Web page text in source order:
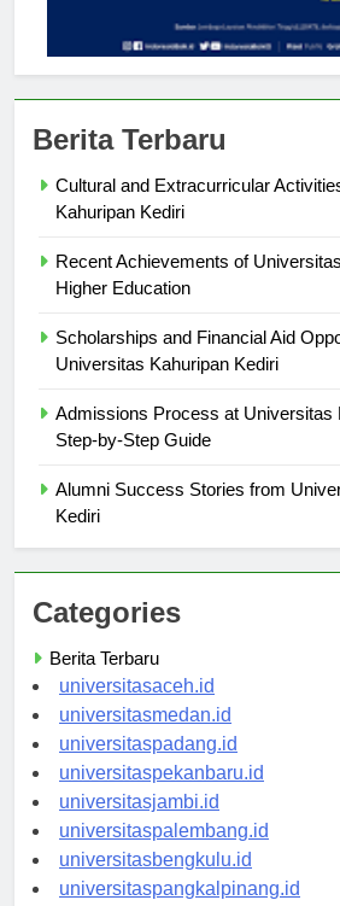
Berita Terbaru
Cultural and Extracurricular
Kahuripan Kediri
Recent Achievements of
Higher Education
Scholarships and Financial Aid
Universitas Kahuripan Kediri
Admissions Process at Universitas
Step-by-Step Guide
Alumni Success Stories from
Kediri
Categories
Berita Terbaru
universitasaceh.id
universitasmedan.id
universitaspadang.id
universitaspekanbaru.id
universitasjambi.id
universitaspalembang.id
universitasbengkulu.id
universitaspangkalpinang.id